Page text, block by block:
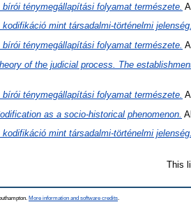
bírói ténymegállapítási folyamat természete.
kodifikáció mint társadalmi-történelmi jelenség.
bírói ténymegállapítási folyamat természete.
of the judicial process. The
bírói ténymegállapítási folyamat természete.
as a socio-historical phenomenon.
kodifikáció mint társadalmi-történelmi jelenség.
This
More information and software credits